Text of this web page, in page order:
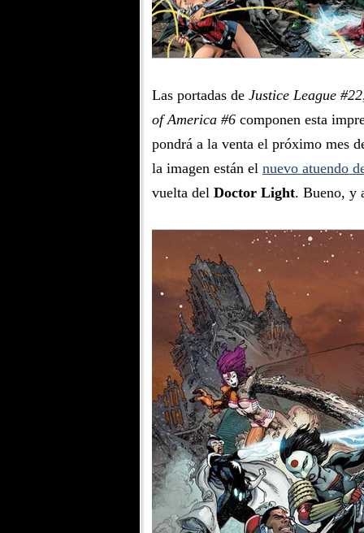
Las portadas de Justice League
of America #6 componen esta
pondrá a la venta el próximo mes
la imagen están el nuevo atuendo
vuelta del Doctor Light. Bueno, y